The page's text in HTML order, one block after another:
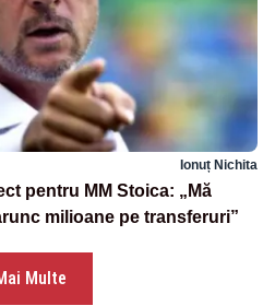
Ionuț Nichita
pentru MM Stoica: „Mă
milioane pe transferuri”
Multe